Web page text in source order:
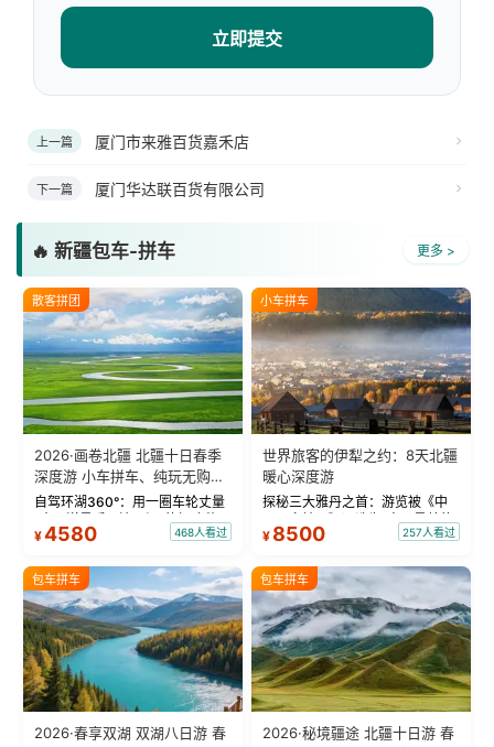
立即提交
上一篇 厦门市来雅百货嘉禾店
下一篇 厦门华达联百货有限公司
🔥 新疆包车-拼车 更多 >
散客拼团
2026·画卷北疆 北疆十日春季
深度游 小车拼车、纯玩无购
物！
自驾环湖360°：用一圈车轮丈量
“大西洋最后一滴眼泪”的极致蔚
蓝。 赛湖旅拍：甄选多款风格服
绝美瞬间。 赛湖坦克300跟车视
频：专业摄影师...
¥4580 468人看过
小车拼车
世界旅客的伊犁之约：8天北疆
暖心深度游
探秘三大雅丹之首：游览被《中
国国家地理》评选为“中国最美的
三大雅丹”第一名的克拉玛依魔鬼
瓦人最大村落——禾木村，欣赏
晨雾与小木...
¥ 8500 257人看过
包车拼车
2026·春享双湖 双湖八日游 春
包车拼车
2026·秘境疆途 北疆十日游 春